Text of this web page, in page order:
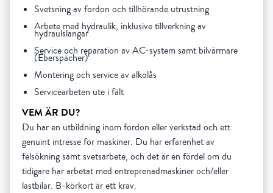
Svetsning av fordon och tillhörande utrustning
Arbete med hydraulik, inklusive tillverkning av
hydraulslangar
Service och reparation av AC-system samt bilvärmare
(Eberspächer)
Montering och service av alkolås
Servicearbeten ute i fält
VEM ÄR DU?
Du har en utbildning inom fordon eller verkstad och ett
genuint intresse för maskiner. Du har erfarenhet av
felsökning samt svetsarbete, och det är en fördel om du
tidigare har arbetat med entreprenadmaskiner och/eller
lastbilar. B-körkort är ett krav.